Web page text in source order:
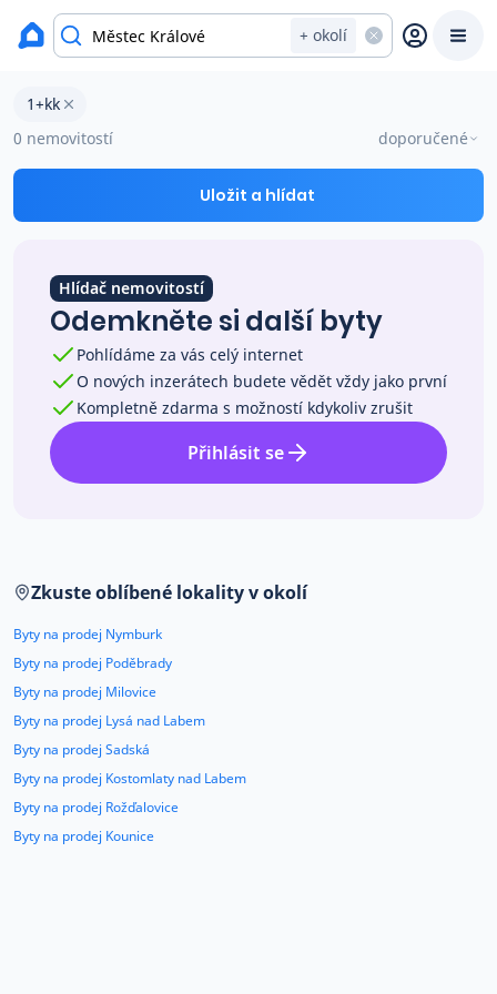
+ okolí
Prodat
Prodej s Reas.cz
Ceny prodaných nemovitostí
Okamžitý výkup
Přehled realitních makléřů
O nás
Kariéra
Kontakt
okres Nymburk
Byty 1+kk na prodej Městec Králové
1+kk
0 nemovitostí
doporučené
Uložit a hlídat
Hlídač nemovitostí
Odemkněte si další byty
Pohlídáme za vás celý internet
O nových inzerátech budete vědět vždy jako první
Kompletně zdarma s možností kdykoliv zrušit
Přihlásit se
Zkuste oblíbené lokality v okolí
Byty na prodej Nymburk
Byty na prodej Poděbrady
Byty na prodej Milovice
Byty na prodej Lysá nad Labem
Byty na prodej Sadská
Byty na prodej Kostomlaty nad Labem
Byty na prodej Rožďalovice
Byty na prodej Kounice